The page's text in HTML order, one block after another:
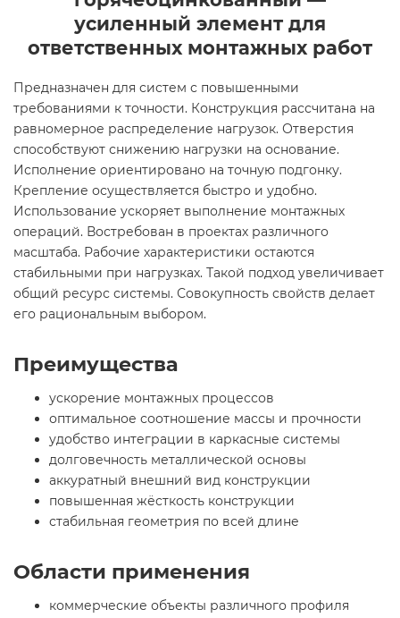
усиленный элемент для
ответственных монтажных работ
Предназначен для систем с повышенными
требованиями к точности. Конструкция рассчитана на
равномерное распределение нагрузок. Отверстия
способствуют снижению нагрузки на основание.
Исполнение ориентировано на точную подгонку.
Крепление осуществляется быстро и удобно.
Использование ускоряет выполнение монтажных
операций. Востребован в проектах различного
масштаба. Рабочие характеристики остаются
стабильными при нагрузках. Такой подход увеличивает
общий ресурс системы. Совокупность свойств делает
его рациональным выбором.
Преимущества
ускорение монтажных процессов
оптимальное соотношение массы и прочности
удобство интеграции в каркасные системы
долговечность металлической основы
аккуратный внешний вид конструкции
повышенная жёсткость конструкции
стабильная геометрия по всей длине
Области применения
коммерческие объекты различного профиля